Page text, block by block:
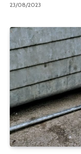
23/08/2023